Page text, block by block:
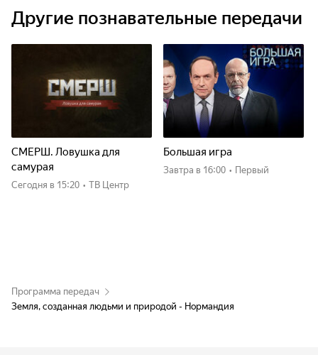
Другие познавательные передачи
СМЕРШ. Ловушка для
самурая
Сегодня в 15:20 • ТВ Центр
Большая игра
Завтра в 16:00 • Первый
Программа передач
Земля, созданная людьми и природой - Нормандия